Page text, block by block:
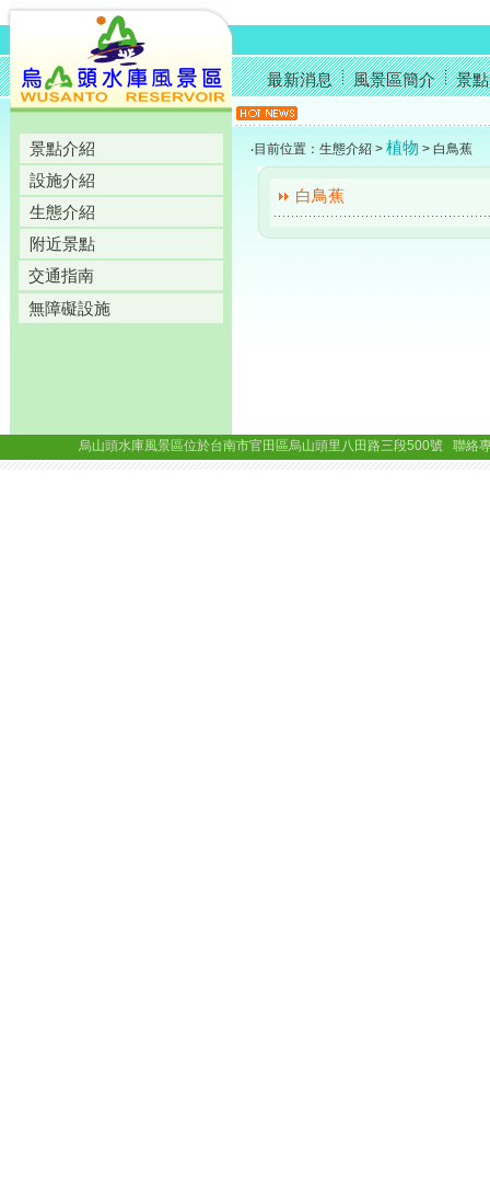
景點介紹
設施介紹
生態介紹
附近景點
交通指南
無障礙設施
最新消息 風景區簡介 景
‧目前位置：生態介紹 > 植物 > 白鳥蕉
白鳥蕉
烏山頭水庫風景區位於台南市官田區烏山頭里八田路三段500號 聯